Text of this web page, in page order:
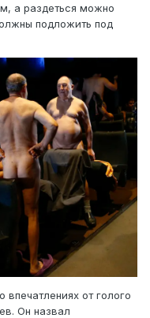
а раздеться можно
подложить под
от голого
Он назвал